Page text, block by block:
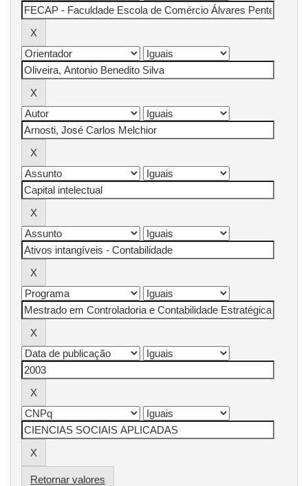
Retornar valores